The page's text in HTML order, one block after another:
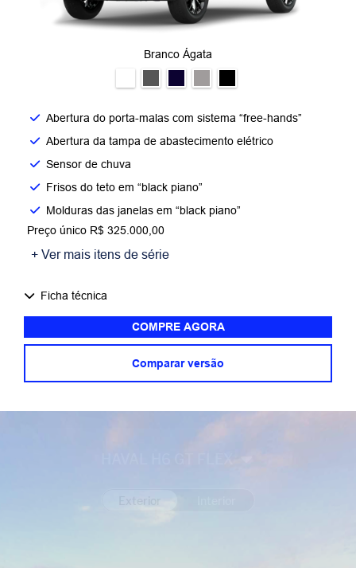
Branco Ágata
Abertura do porta-malas com sistema “free-hands”
Abertura da tampa de abastecimento elétrico
Sensor de chuva
Frisos do teto em “black piano”
Molduras das janelas em “black piano”
Preço único R$ 325.000,00
+ Ver mais itens de série
Ficha técnica
COMPRE AGORA
Comparar versão